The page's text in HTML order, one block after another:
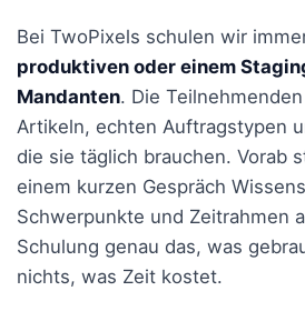
Bei TwoPixels schulen wir
produktiven oder einem
Mandanten. Die
Artikeln, echten Auftragstypen
die sie täglich brauchen. Vorab
einem kurzen Gespräch
Schwerpunkte und Zeitrahmen
Schulung genau das, was
nichts, was Zeit kostet.